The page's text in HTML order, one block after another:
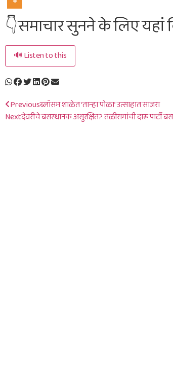
👇समाचार सुनने के लिए
🔊 Listen to this
Previousब्लॉसम शाळेत ‘तान्हा पोळा’ उत्साहात साजरा
Nextदेवरीचे बसस्थानक असुरक्षित? तळीरामांची दारू पार्टी